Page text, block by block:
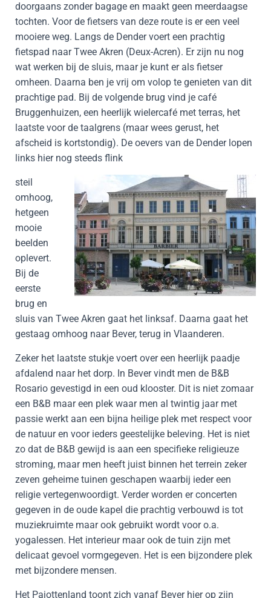
doorgaans zonder bagage en maakt geen meerdaagse
tochten. Voor de fietsers van deze route is er een veel
mooiere weg. Langs de Dender voert een prachtig
fietspad naar Twee Akren (Deux-Acren). Er zijn nu nog
wat werken bij de sluis, maar je kunt er als fietser
omheen. Daarna ben je vrij om volop te genieten van dit
prachtige pad. Bij de volgende brug vind je café
Bruggenhuizen, een heerlijk wielercafé met terras, het
laatste voor de taalgrens (maar wees gerust, het
afscheid is kortstondig). De oevers van de Dender lopen
links hier nog steeds flink
steil
omhoog,
hetgeen
mooie
beelden
oplevert.
Bij de
eerste
brug en
sluis van Twee Akren gaat het linksaf. Daarna gaat het
gestaag omhoog naar Bever, terug in Vlaanderen.
Zeker het laatste stukje voert over een heerlijk paadje
afdalend naar het dorp. In Bever vindt men de B&B
Rosario gevestigd in een oud klooster. Dit is niet zomaar
een B&B maar een plek waar men al twintig jaar met
passie werkt aan een bijna heilige plek met respect voor
de natuur en voor ieders geestelijke beleving. Het is niet
zo dat de B&B gewijd is aan een specifieke religieuze
stroming, maar men heeft juist binnen het terrein zeker
zeven geheime tuinen geschapen waarbij ieder een
religie vertegenwoordigt. Verder worden er concerten
gegeven in de oude kapel die prachtig verbouwd is tot
muziekruimte maar ook gebruikt wordt voor o.a.
yogalessen. Het interieur maar ook de tuin zijn met
delicaat gevoel vormgegeven. Het is een bijzondere plek
met bijzondere mensen.
Het Pajottenland toont zich vanaf Bever hier op zijn